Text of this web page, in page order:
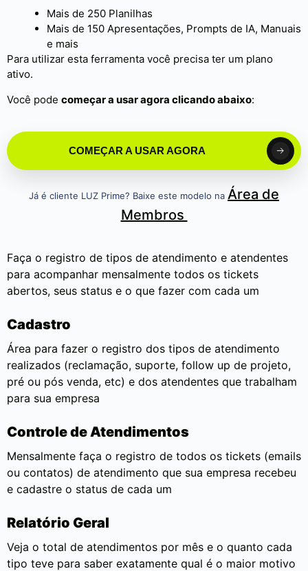
Mais de 250 Planilhas
Mais de 150 Apresentações, Prompts de IA, Manuais
e mais
Para utilizar esta ferramenta você precisa ter um plano
ativo.
Você pode começar a usar agora clicando abaixo:
COMEÇAR A USAR AGORA
Já é cliente LUZ Prime? Baixe este modelo na Área de
Membros
Faça o registro de tipos de atendimento e atendentes
para acompanhar mensalmente todos os tickets
abertos, seus status e o que fazer com cada um
Cadastro
Área para fazer o registro dos tipos de atendimento
realizados (reclamação, suporte, follow up de projeto,
pré ou pós venda, etc) e dos atendentes que trabalham
para sua empresa
Controle de Atendimentos
Mensalmente faça o registro de todos os tickets (emails
ou contatos) de atendimento que sua empresa recebeu
e cadastre o status de cada um
Relatório Geral
Veja o total de atendimentos por mês e o quanto cada
tipo teve para saber exatamente qual é o maior motivo